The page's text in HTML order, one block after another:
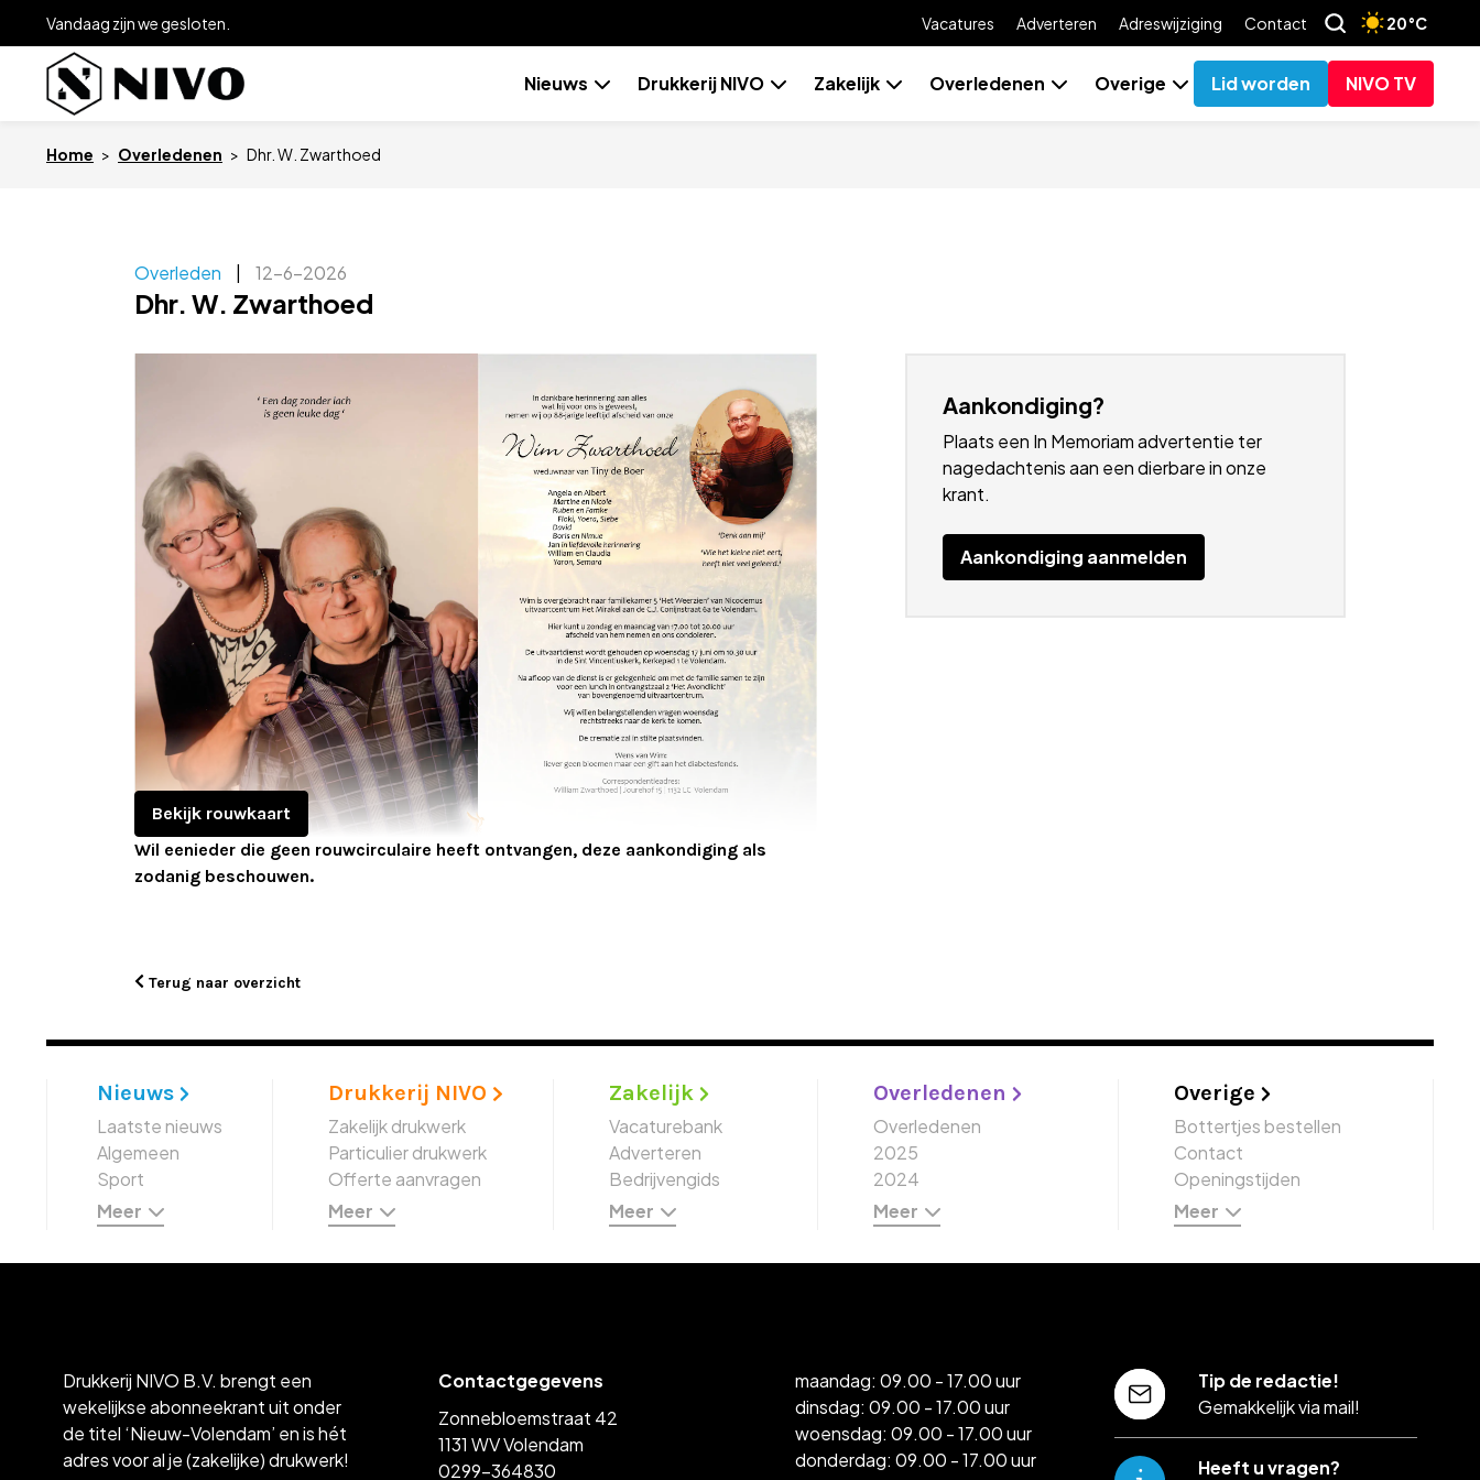
Vandaag zijn we gesloten. Vacatures Adverteren Adreswijziging Contact 20°C
Skip
Nieuws Drukkerij NIVO Zakelijk Overledenen Overige Lid worden NIVO TV
Home > Overledenen > Dhr. W. Zwarthoed
Overleden 12-6-2026
Dhr. W. Zwarthoed
Bekijk rouwkaart
Wil eenieder die geen rouwcirculaire heeft ontvangen, deze aankondiging als
zodanig beschouwen.
Terug naar overzicht
Aankondiging?
Plaats een In Memoriam advertentie ter
nagedachtenis aan een dierbare in onze
krant.
Aankondiging aanmelden
Nieuws
Laatste nieuws
Algemeen
Sport
Meer
Drukkerij NIVO
Zakelijk drukwerk
Particulier drukwerk
Offerte aanvragen
Meer
Zakelijk
Vacaturebank
Adverteren
Bedrijvengids
Meer
Overledenen
Overledenen
2025
2024
Meer
Overige
Bottertjes bestellen
Contact
Openingstijden
Meer
Drukkerij NIVO B.V. brengt een
wekelijkse abonneekrant uit onder
de titel ‘Nieuw-Volendam’ en is hét
adres voor al je (zakelijke) drukwerk!
Contactgegevens
Zonnebloemstraat 42
1131 WV Volendam
0299-364830
maandag: 09.00 - 17.00 uur
dinsdag: 09.00 - 17.00 uur
woensdag: 09.00 - 17.00 uur
donderdag: 09.00 - 17.00 uur
Tip de redactie!
Gemakkelijk via mail!
Heeft u vragen?